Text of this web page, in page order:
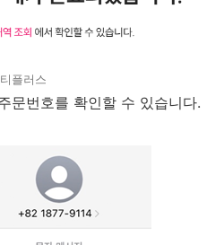
티플러스
문번호를 확인할 수 있습니다.